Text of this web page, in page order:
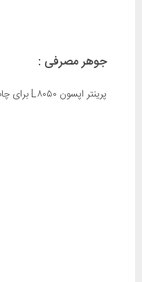
جوهر مصرفی :
پرینتر اپسون L۸۰۵۰ برای چاپ از جوهر ۱۰۸ استفاده می‌کند.